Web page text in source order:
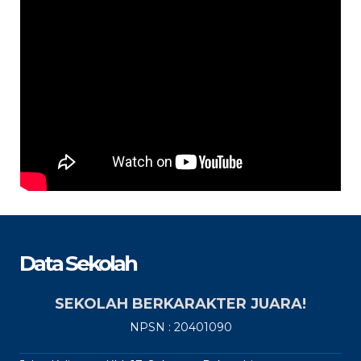
Data Sekolah
SEKOLAH BERKARAKTER JUARA!
NPSN : 20401090